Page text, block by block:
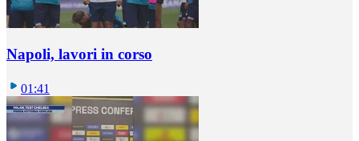
Napoli, lavori in corso
01:41